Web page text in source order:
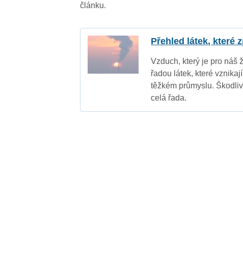
článku.
Přehled látek, které
Vzduch, který je pro náš
řadou látek, které
těžkém průmyslu.
celá řada.